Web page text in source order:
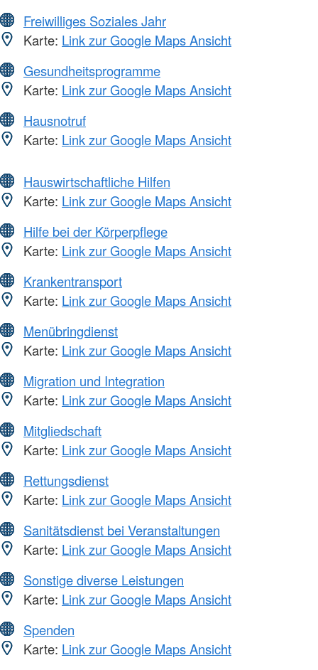
Freiwilliges Soziales Jahr
Karte: Link zur Google Maps Ansicht
Gesundheitsprogramme
Karte: Link zur Google Maps Ansicht
Hausnotruf
Karte: Link zur Google Maps Ansicht
Hauswirtschaftliche Hilfen
Karte: Link zur Google Maps Ansicht
Hilfe bei der Körperpflege
Karte: Link zur Google Maps Ansicht
Krankentransport
Karte: Link zur Google Maps Ansicht
Menübringdienst
Karte: Link zur Google Maps Ansicht
Migration und Integration
Karte: Link zur Google Maps Ansicht
Mitgliedschaft
Karte: Link zur Google Maps Ansicht
Rettungsdienst
Karte: Link zur Google Maps Ansicht
Sanitätsdienst bei Veranstaltungen
Karte: Link zur Google Maps Ansicht
Sonstige diverse Leistungen
Karte: Link zur Google Maps Ansicht
Spenden
Karte: Link zur Google Maps Ansicht